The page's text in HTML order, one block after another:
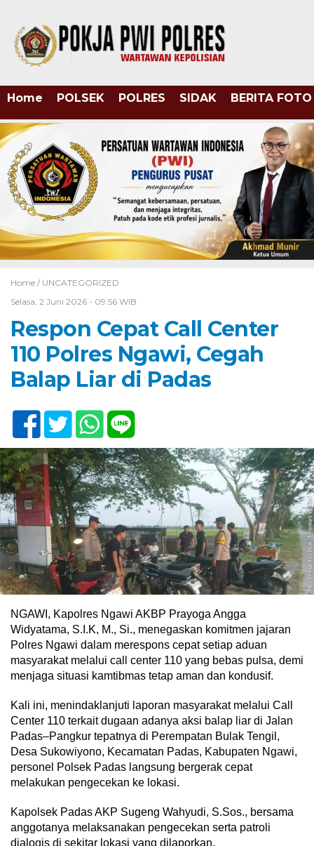
Home POLSEK POLRES SIDAK BERITA FOTO
Home / UNCATEGORIZED
Selasa, 2 Juni 2026 - 09:56 WIB
Respon Cepat Call Center
110 Polres Ngawi, Cegah
Balap Liar di Padas
NGAWI, Kapolres Ngawi AKBP Prayoga Angga
Widyatama, S.I.K, M., Si., menegaskan komitmen jajaran
Polres Ngawi dalam merespons cepat setiap aduan
masyarakat melalui call center 110 yang bebas pulsa, demi
menjaga situasi kamtibmas tetap aman dan kondusif.
Kali ini, menindaklanjuti laporan masyarakat melalui Call
Center 110 terkait dugaan adanya aksi balap liar di Jalan
Padas–Pangkur tepatnya di Perempatan Bulak Tengil,
Desa Sukowiyono, Kecamatan Padas, Kabupaten Ngawi,
personel Polsek Padas langsung bergerak cepat
melakukan pengecekan ke lokasi.
Kapolsek Padas AKP Sugeng Wahyudi, S.Sos., bersama
anggotanya melaksanakan pengecekan serta patroli
dialogis di sekitar lokasi yang dilaporkan.